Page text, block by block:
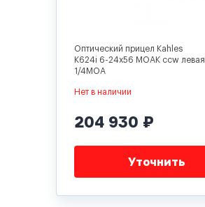
Оптический прицел Kahles
K624i 6-24x56 MOAK ccw левая
1/4MOA
Нет в наличии
204 930 ₽
Уточнить